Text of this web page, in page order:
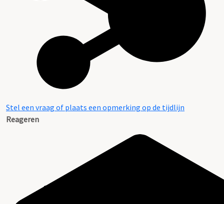
Stel een vraag of plaats een opmerking op de tijdlijn
Reageren